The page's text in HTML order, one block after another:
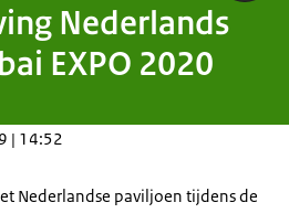
Nederlands
EXPO 2020
| 14:52
Nederlandse paviljoen tijdens de